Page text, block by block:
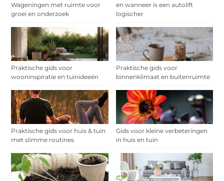
Wageningen met ruimte voor
groei en onderzoek
en wanneer is een autolift
logischer
Praktische gids voor
wooninspiratie en tuinideeën
Praktische gids voor
binnenklimaat en buitenruimte
Praktische gids voor huis & tuin
met slimme routines
Gids voor kleine verbeteringen
in huis en tuin